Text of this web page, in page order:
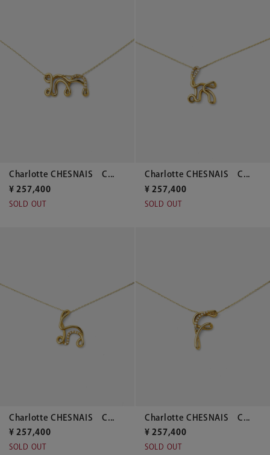
Charlotte CHESNAIS C...
¥ 257,400
SOLD OUT
Charlotte CHESNAIS C...
¥ 257,400
SOLD OUT
Charlotte CHESNAIS C...
¥ 257,400
SOLD OUT
Charlotte CHESNAIS C...
¥ 257,400
SOLD OUT